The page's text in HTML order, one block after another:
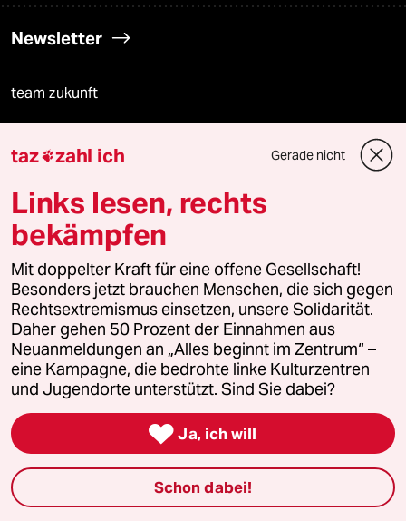
Newsletter
team zukunft
taz lab Infobrief
Veranstaltungen
Demnächst
Live im Stream
Vergangene
taz zahl ich Gerade nicht
Links lesen, rechts
bekämpfen
Mit doppelter Kraft für eine offene Gesellschaft!
Besonders jetzt brauchen Menschen, die sich gegen
Rechtsextremismus einsetzen, unsere Solidarität.
Daher gehen 50 Prozent der Einnahmen aus
Neuanmeldungen an „Alles beginnt im Zentrum“ –
eine Kampagne, die bedrohte linke Kulturzentren
und Jugendorte unterstützt. Sind Sie dabei?
 Ja, ich will
Schon dabei!